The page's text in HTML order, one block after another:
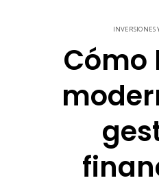
INVERSIONES
Cómo